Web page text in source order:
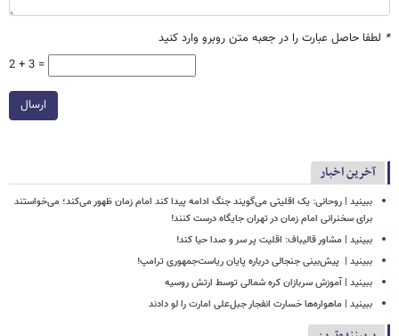
* لطفا حاصل عبارت را در جعبه متن روبرو وارد کنید
2 + 3 =
ارسال
آخرین اخبار
ببینید | روحانی: یک اقلیتی می‌گویند جنگ ادامه پیدا کند امام زمان ظهور می‌کند؛ می‌خواستند
برای سخنرانی امام زمان در تهران جایگاه درست کنند!
ببینید | مشاور قالیباف: اقلیت پر سر و صدا حیا کند!
ببینید | ‏ پیش‌بینی جنجالی درباره پایان ریاست‌جمهوری ترامپ!
ببینید | آموزش سربازان کره شمالی توسط ارتش روسیه
ببینید | ماهواره‌ها خسارت انفجار جبل‌علی امارت را لو دادند